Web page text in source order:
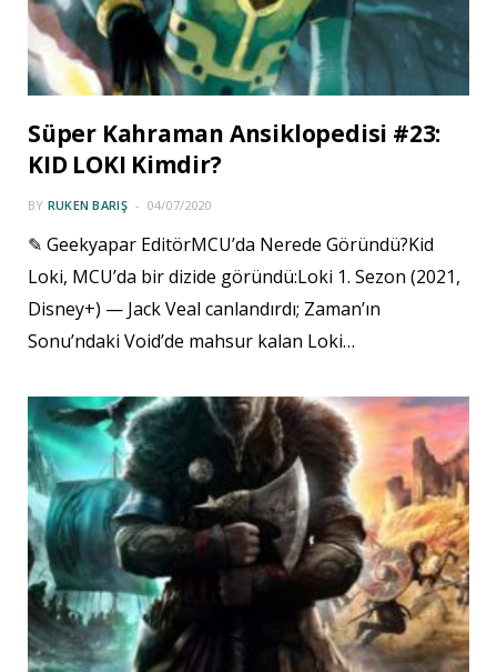
Süper Kahraman Ansiklopedisi #23:
KID LOKI Kimdir?
BY RUKEN BARIŞ 04/07/2020
✎ Geekyapar EditörMCU’da Nerede Göründü?Kid
Loki, MCU’da bir dizide göründü:Loki 1. Sezon (2021,
Disney+) — Jack Veal canlandırdı; Zaman’ın
Sonu’ndaki Void’de mahsur kalan Loki…